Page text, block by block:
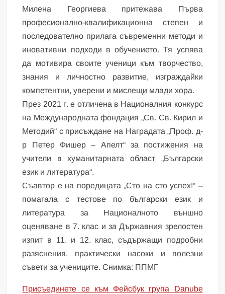
Милена Георгиева притежава Първа
професионално-квалификационна степен и
последователно прилага съвременни методи и
иновативни подходи в обучението. Тя успява
да мотивира своите ученици към творчество,
знания и личностно развитие, изграждайки
компетентни, уверени и мислещи млади хора.
През 2021 г. е отличена в Националния конкурс
на Международната фондация „Св. Св. Кирил и
Методий“ с присъждане на Наградата „Проф. д-
р Петер Фишер – Апелт“ за постижения на
учители в хуманитарната област „Български
език и литература“.
Съавтор е на поредицата „Сто на сто успех!“ –
помагала с тестове по български език и
литература за Националното външно
оценяване в 7. клас и за Държавния зрелостен
изпит в 11. и 12. клас, съдържащи подробни
разяснения, практически насоки и полезни
съвети за учениците. Снимка: ППМГ
Присъединете се към Фейсбук група Danube